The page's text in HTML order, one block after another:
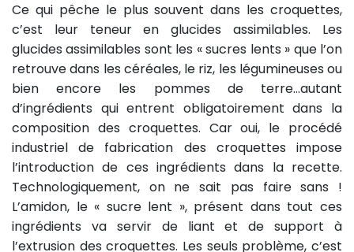
Ce qui pêche le plus souvent dans les croquettes,
c’est leur teneur en glucides assimilables. Les
glucides assimilables sont les « sucres lents » que l’on
retrouve dans les céréales, le riz, les légumineuses ou
bien encore les pommes de terre…autant
d’ingrédients qui entrent obligatoirement dans la
composition des croquettes. Car oui, le procédé
industriel de fabrication des croquettes impose
l’introduction de ces ingrédients dans la recette.
Technologiquement, on ne sait pas faire sans !
L’amidon, le « sucre lent », présent dans tout ces
ingrédients va servir de liant et de support à
l’extrusion des croquettes. Les seuls problème, c’est